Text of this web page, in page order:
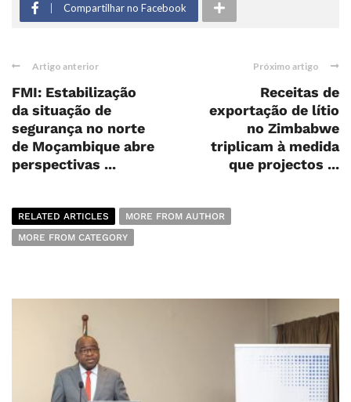
Compartilhar no Facebook
Artigo anterior
FMI: Estabilização
da situação de
segurança no norte
de Moçambique abre
perspectivas ...
Próximo artigo
Receitas de
exportação de lítio
no Zimbabwe
triplicam à medida
que projectos ...
RELATED ARTICLES
MORE FROM AUTHOR
MORE FROM CATEGORY